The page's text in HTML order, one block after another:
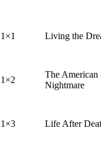
1×1 Living the
1×2
The American
Nightmare
1×3 Life After